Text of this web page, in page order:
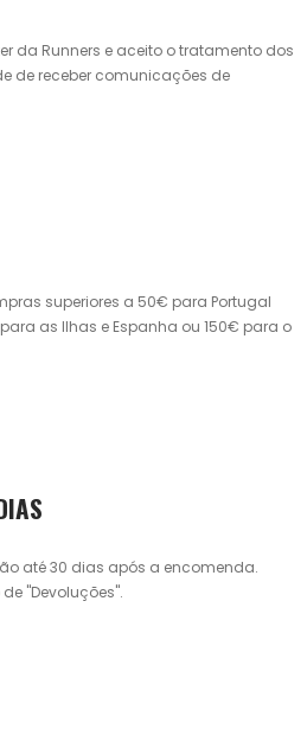
da Runners e aceito o tratamento dos
de receber comunicações de
superiores a 50€ para Portugal
as Ilhas e Espanha ou 150€ para o
até 30 dias após a encomenda.
"Devoluções".